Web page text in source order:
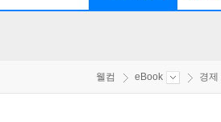
웰컴 eBook 경제